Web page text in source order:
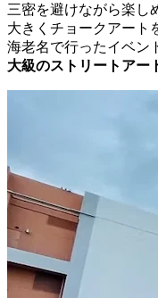
三密を避けながら楽し
大きくチョークアート
海老名で行ったイベン
大級のストリートアー